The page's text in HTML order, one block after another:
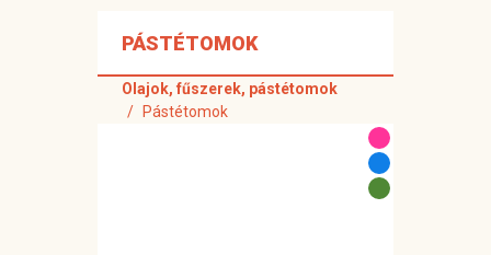
PÁSTÉTOMOK
Olajok, fűszerek, pástétomok
Pástétomok